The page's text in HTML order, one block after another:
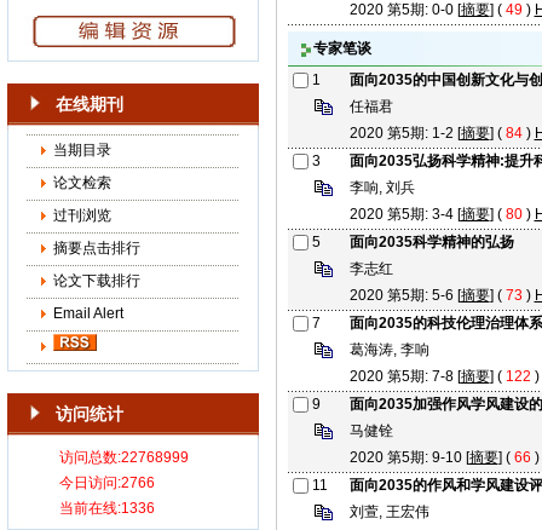
在线期刊
当期目录
论文检索
过刊浏览
摘要点击排行
论文下载排行
Email Alert
访问统计
2020 第5期: 0-0 [摘要] (49)
专家笔谈
1
面向2035的中国创新文化与
任福君
2020 第5期: 1-2 [摘要] (84)
3
面向2035弘扬科学精神:提升
李响, 刘兵
2020 第5期: 3-4 [摘要] (80)
5
面向2035科学精神的弘扬
李志红
2020 第5期: 5-6 [摘要] (73 )
7
面向2035的科技伦理治理体
葛海涛, 李响
2020 第5期: 7-8 [摘要] (122 )
9
面向2035加强作风学风建设
马健铨
2020 第5期: 9-10 [摘要] (66 )
11
面向2035的作风和学风建设
刘萱, 王宏伟